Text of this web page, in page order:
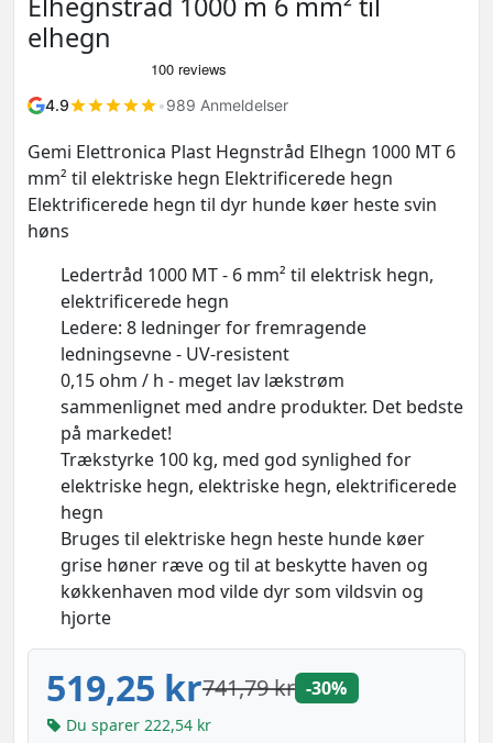
elhegn
4.9 •989 Anmeldelser
Gemi Elettronica Plast Hegnstråd Elhegn 1000 MT 6
mm² til elektriske hegn Elektrificerede hegn
Elektrificerede hegn til dyr hunde køer heste svin
høns
Ledertråd 1000 MT - 6 mm² til elektrisk hegn,
elektrificerede hegn
Ledere: 8 ledninger for fremragende
ledningsevne - UV-resistent
0,15 ohm / h - meget lav lækstrøm
sammenlignet med andre produkter. Det bedste
på markedet!
Trækstyrke 100 kg, med god synlighed for
elektriske hegn, elektriske hegn, elektrificerede
hegn
Bruges til elektriske hegn heste hunde køer
grise høner ræve og til at beskytte haven og
køkkenhaven mod vilde dyr som vildsvin og
hjorte
519,25 kr741,79 kr -30%
Du sparer 222,54 kr